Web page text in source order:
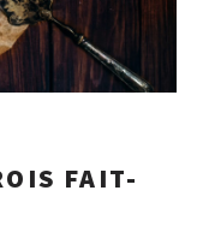
FAIT-